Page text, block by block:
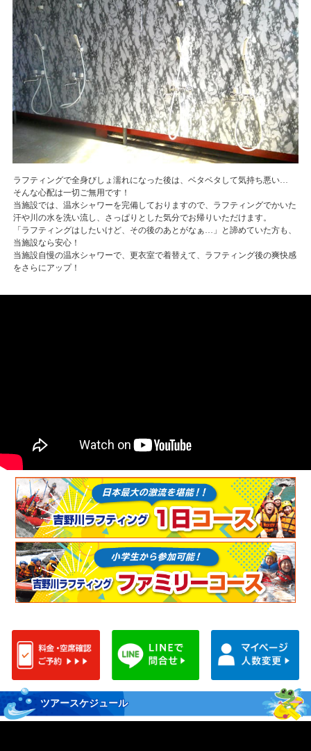
ラフティングで全身びしょ濡れになった後は、ベタベタして気持ち悪い…
そんな心配は一切ご無用です！
当施設では、温水シャワーを完備しておりますので、ラフティングでかいた
汗や川の水を洗い流し、さっぱりとした気分でお帰りいただけます。
「ラフティングはしたいけど、その後のあとがなぁ…」と諦めていた方も、
当施設なら安心！
当施設自慢の温水シャワーで、更衣室で着替えて、ラフティング後の爽快感
をさらにアップ！
ツアースケジュール